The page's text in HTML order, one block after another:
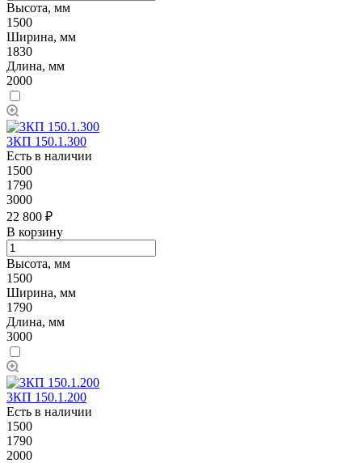
Высота, мм
1500
Ширина, мм
1830
Длина, мм
2000
3КП 150.1.300
Есть в наличии
1500
1790
3000
22 800 ₽
В корзину
Высота, мм
1500
Ширина, мм
1790
Длина, мм
3000
3КП 150.1.200
Есть в наличии
1500
1790
2000